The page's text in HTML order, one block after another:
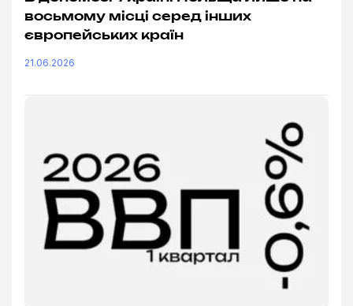
восьмому місці серед інших
європейських країн
21.06.2026